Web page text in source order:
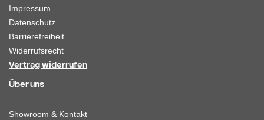
Impressum
Datenschutz
Barrierefreiheit
Widerrufsrecht
Vertrag widerrufen
Über uns
Showroom & Kontakt